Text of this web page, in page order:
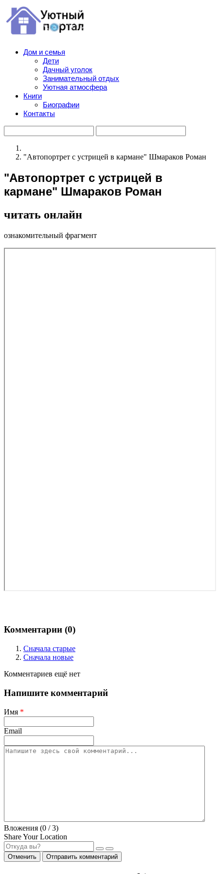
Дом и семья
Дети
Дачный уголок
Занимательный отдых
Уютная атмосфера
Книги
Биографии
Контакты
"Автопортрет с устрицей в кармане" Шмараков Роман
"Автопортрет с устрицей в
кармане" Шмараков Роман
читать онлайн
ознакомительный фрагмент
Комментарии (0)
Сначала старые
Сначала новые
Комментариев ещё нет
Напишите комментарий
Имя *
Email
Вложения (0 / 3)
Share Your Location
Отменить Отправить комментарий